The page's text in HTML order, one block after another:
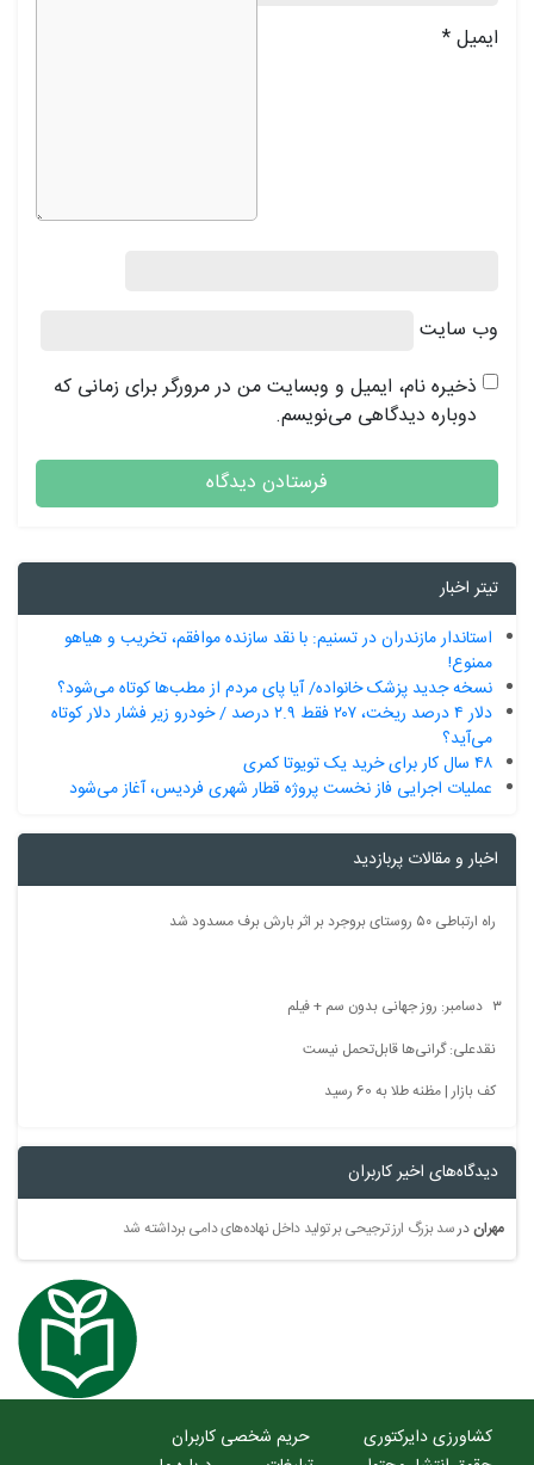
ایمیل*
وب‌ سایت
ذخیره نام، ایمیل و وبسایت من در مرورگر برای زمانی که
دوباره دیدگاهی می‌نویسم.
تیتر اخبار
استاندار مازندران در تسنیم: با نقد سازنده موافقم، تخریب و هیاهو
ممنوع!
نسخه جدید پزشک خانواده/ آیا پای مردم از مطب‌ها‌ کوتاه می‌شود؟
دلار ۴ درصد ریخت، ۲۰۷ فقط ۲.۹ درصد / خودرو زیر فشار دلار کوتاه
می‌آید؟
۴۸ سال کار برای خرید یک تویوتا کمری
عملیات اجرایی فاز نخست پروژه قطار شهری فردیس، آغاز می‌شود
اخبار و مقالات پربازدید
راه ارتباطی ۵۰ روستای بروجرد بر اثر بارش برف مسدود شد
۳ دسامبر: روز جهانی بدون سم + فیلم
نقدعلی: گرانی‌ها قابل‌تحمل نیست
کف بازار | مظنه طلا به 60 رسید
دیدگاه‌های اخیر کاربران
مهراندرسد بزرگ ارز ترجیحی بر تولید داخل نهاده‌های دامی برداشته شد
کشاورزی دایرکتوری
حریم شخصی کاربران